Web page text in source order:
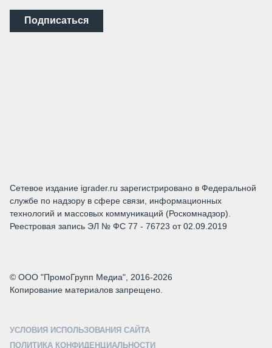
Подписаться
Сетевое издание igrader.ru зарегистрировано в Федеральной
службе по надзору в сфере связи, информационных
технологий и массовых коммуникаций (Роскомнадзор).
Реестровая запись ЭЛ № ФС 77 - 76723 от 02.09.2019
© ООО "ПромоГрупп Медиа", 2016-2026
Копирование материалов запрещено.
УСЛОВИЯ ИСПОЛЬЗОВАНИЯ САЙТА
ПОЛИТИКА КОНФИДЕНЦИАЛЬНОСТИ